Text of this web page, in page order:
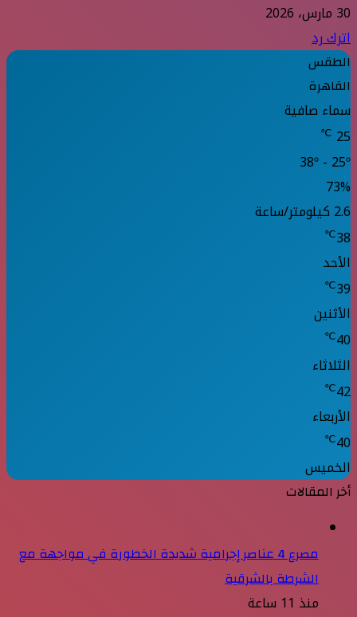
30 مارس، 2026
اترك رد
الطقس
القاهرة
سماء صافية
25
℃
38º - 25º
73%
2.6 كيلومتر/ساعة
38
℃
الأحد
39
℃
الأثنين
40
℃
الثلاثاء
42
℃
الأربعاء
40
℃
الخميس
أخر المقالات
مصرع 4 عناصر إجرامية شديدة الخطورة في مواجهة مع
الشرطة بالشرقية
منذ 11 ساعة